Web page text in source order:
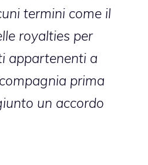
termini come il
royalties per
appartenenti a
prima
un accordo